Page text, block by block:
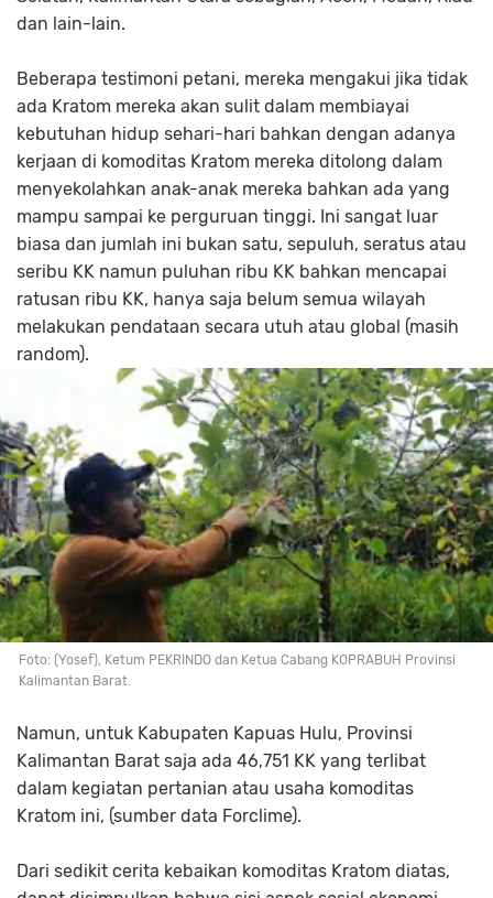
dan lain-lain.
Beberapa testimoni petani, mereka mengakui jika tidak
ada Kratom mereka akan sulit dalam membiayai
kebutuhan hidup sehari-hari bahkan dengan adanya
kerjaan di komoditas Kratom mereka ditolong dalam
menyekolahkan anak-anak mereka bahkan ada yang
mampu sampai ke perguruan tinggi. Ini sangat luar
biasa dan jumlah ini bukan satu, sepuluh, seratus atau
seribu KK namun puluhan ribu KK bahkan mencapai
ratusan ribu KK, hanya saja belum semua wilayah
melakukan pendataan secara utuh atau global (masih
random).
Foto: (Yosef), Ketum PEKRINDO dan Ketua Cabang KOPRABUH Provinsi
Kalimantan Barat.
Namun, untuk Kabupaten Kapuas Hulu, Provinsi
Kalimantan Barat saja ada 46,751 KK yang terlibat
dalam kegiatan pertanian atau usaha komoditas
Kratom ini, (sumber data Forclime).
Dari sedikit cerita kebaikan komoditas Kratom diatas,